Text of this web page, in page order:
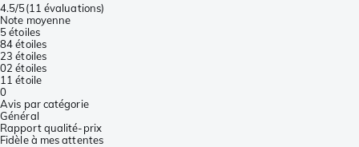
4.5/5(11 évaluations)
Note moyenne
5 étoiles
84 étoiles
23 étoiles
02 étoiles
1 1 étoile
0
Avis par catégorie
Général
Rapport qualité-prix
Fidèle à mes attentes